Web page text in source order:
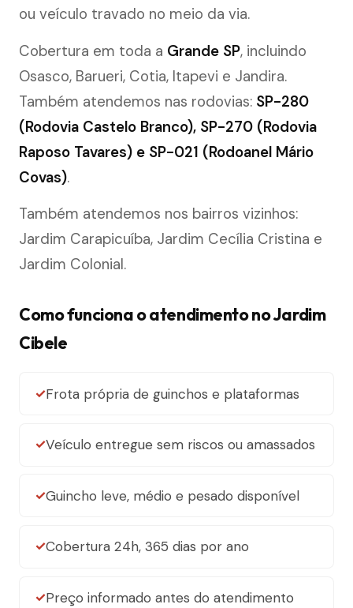
ou veículo travado no meio da via.
Cobertura em toda a Grande SP, incluindo
Osasco, Barueri, Cotia, Itapevi e Jandira.
Também atendemos nas rodovias: SP-280
(Rodovia Castelo Branco), SP-270 (Rodovia
Raposo Tavares) e SP-021 (Rodoanel Mário
Covas).
Também atendemos nos bairros vizinhos:
Jardim Carapicuíba, Jardim Cecília Cristina e
Jardim Colonial.
Como funciona o atendimento no Jardim
Cibele
Frota própria de guinchos e plataformas
Veículo entregue sem riscos ou amassados
Guincho leve, médio e pesado disponível
Cobertura 24h, 365 dias por ano
Preço informado antes do atendimento